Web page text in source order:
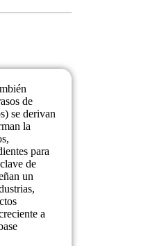
de
se derivan
la
para
de
un
a